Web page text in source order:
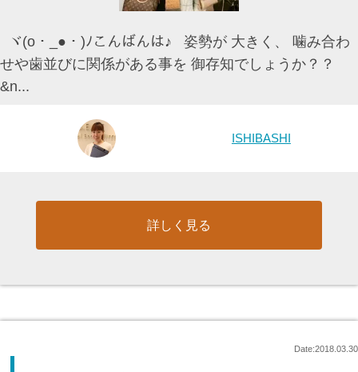
ヾ(o・_●・)ﾉこんばんは♪ 姿勢が 大きく、 噛み合わ
せや歯並びに関係がある事を 御存知でしょうか？？
&n...
ISHIBASHI
詳しく見る
Date:2018.03.30